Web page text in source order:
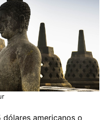
americanos o